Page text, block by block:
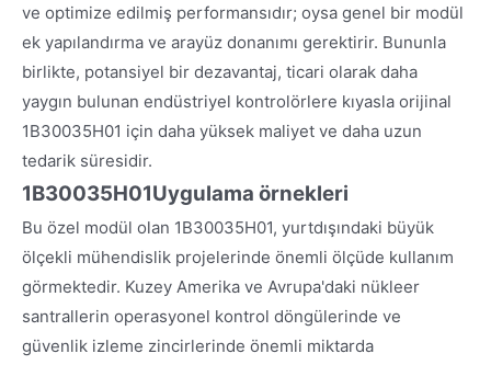
ve optimize edilmiş performansıdır; oysa genel bir modül
ek yapılandırma ve arayüz donanımı gerektirir. Bununla
birlikte, potansiyel bir dezavantaj, ticari olarak daha
yaygın bulunan endüstriyel kontrolörlere kıyasla orijinal
1B30035H01 için daha yüksek maliyet ve daha uzun
tedarik süresidir.
1B30035H01Uygulama örnekleri
Bu özel modül olan 1B30035H01, yurtdışındaki büyük
ölçekli mühendislik projelerinde önemli ölçüde kullanım
görmektedir. Kuzey Amerika ve Avrupa'daki nükleer
santrallerin operasyonel kontrol döngülerinde ve
güvenlik izleme zincirlerinde önemli miktarda